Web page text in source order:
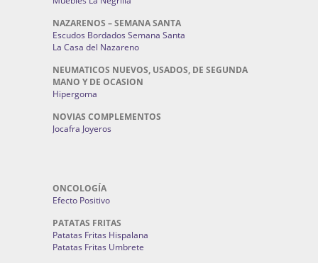
NAZARENOS – SEMANA SANTA
Escudos Bordados Semana Santa
La Casa del Nazareno
NEUMATICOS NUEVOS, USADOS, DE SEGUNDA
MANO Y DE OCASION
Hipergoma
NOVIAS COMPLEMENTOS
Jocafra Joyeros
ONCOLOGÍA
Efecto Positivo
PATATAS FRITAS
Patatas Fritas Hispalana
Patatas Fritas Umbrete